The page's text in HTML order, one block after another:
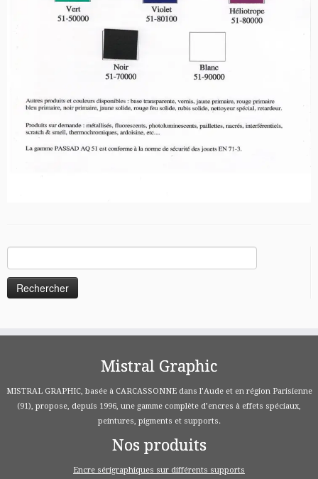
Mistral Graphic
MISTRAL GRAPHIC, basée à CARCASSONNE dans l’Aude et en région Parisienne
(91), propose, depuis 1996, une gamme complète d’encres à effets spéciaux,
peintures, pigments et supports.
Nos produits
Encre sérigraphiques sur différents supports